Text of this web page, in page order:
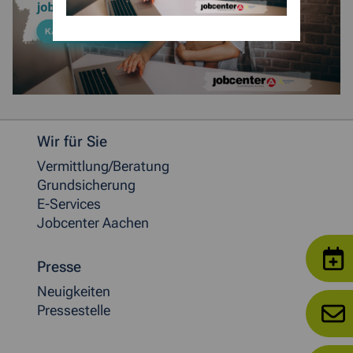
Weitere allgemeine Informationen
Wir für Sie
Vermittlung/Beratung
Grundsicherung
E-Services
Jobcenter Aachen
Presse
Neuigkeiten
Pressestelle